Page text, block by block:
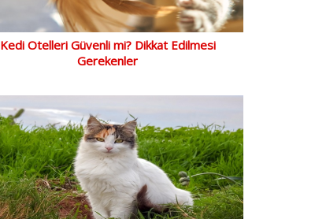
Kedi Otelleri Güvenli mi? Dikkat Edilmesi
Gerekenler